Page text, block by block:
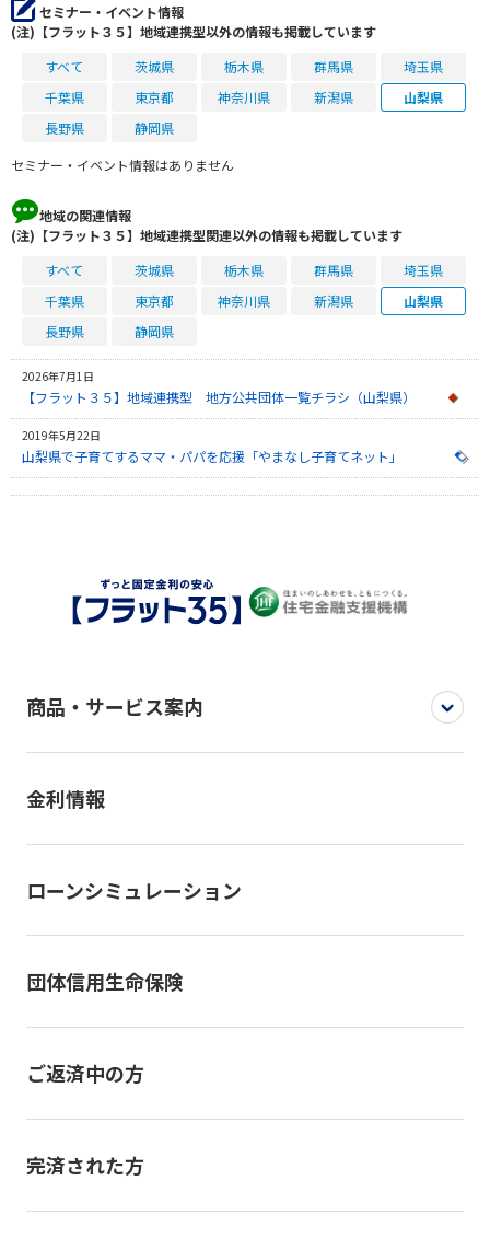
セミナー・イベント情報
(注)【フラット３５】地域連携型以外の情報も掲載しています
すべて
茨城県 栃木県 群馬県
埼玉県
千葉県
東京都 神奈川県 新潟県
山梨県
長野県
静岡県
セミナー・イベント情報はありません
地域の関連情報
(注)【フラット３５】地域連携型関連以外の情報も掲載しています
すべて
茨城県 栃木県 群馬県
埼玉県
千葉県
東京都 神奈川県 新潟県
山梨県
長野県
静岡県
2026年7月1日
【フラット３５】地域連携型 地方公共団体一覧チラシ（山梨県）
2019年5月22日
山梨県で子育てするママ・パパを応援「やまなし子育てネット」
商品・サービス案内
金利情報
ローンシミュレーション
団体信用生命保険
ご返済中の方
完済された方